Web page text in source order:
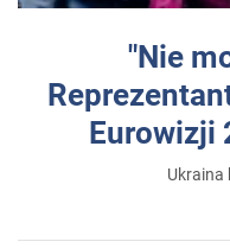
"Nie
Eurowizji
Ukraina